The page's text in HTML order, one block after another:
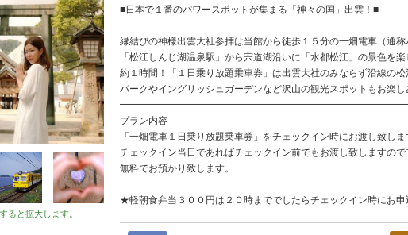
ると拡大します。
■日本で１番のパワースポットが集まる「神々の国」出雲！■
縁結びの神様出雲大社参拝は当館から徒歩１５分の一畑電車（通称
「松江しんじ湖温泉駅」から宍道湖沿いに「水都松江」の景色を楽
約１時間！「１日乗り放題乗車券」は出雲大社のみならず沿線の
パークやイングリッシュガーデンなど沢山の観光スポットもお楽し
プラン内容
「一畑電車１日乗り放題乗車券」をチェックイン時にお渡し致しま
チェックイン当日であればチェックイン前でもお渡し致しますの
無料でお預かり致します。
★軽朝食弁当３００円は２０時まででしたらチェックイン時にお